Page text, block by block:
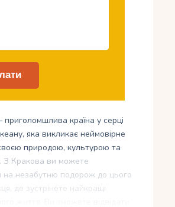
приголомшлива країна у серці
яка викликає неймовірне
природою, культурою та
З Кракова ви можете
на незабутню подорож до цього
де зустрінете найкращі